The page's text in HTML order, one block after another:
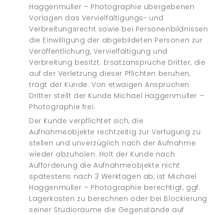
Haggenmüller – Photographie übergebenen
Vorlagen das Vervielfältigungs- und
Verbreitungsrecht sowie bei Personenbildnissen
die Einwilligung der abgebildeten Personen zur
Veröffentlichung, Vervielfältigung und
Verbreitung besitzt. Ersatzansprüche Dritter, die
auf der Verletzung dieser Pflichten beruhen,
trägt der Kunde. Von etwaigen Ansprüchen
Dritter stellt der Kunde Michael Haggenmüller –
Photographie frei.
Der Kunde verpflichtet sich, die
Aufnahmeobjekte rechtzeitig zur Verfügung zu
stellen und unverzüglich nach der Aufnahme
wieder abzuholen. Holt der Kunde nach
Aufforderung die Aufnahmeobjekte nicht
spätestens nach 3 Werktagen ab, ist Michael
Haggenmüller – Photographie berechtigt, ggf.
Lagerkosten zu berechnen oder bei Blockierung
seiner Studioräume die Gegenstände auf